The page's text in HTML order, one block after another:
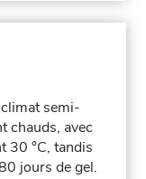
semi-
chauds, avec
30 °C, tandis
jours de gel.